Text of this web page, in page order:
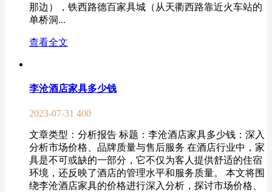
那边），铁西路德百家具城（从天衢西路靠近火车站的
单桥洞...
查看全文
李沧酒店家具多少钱
2023-07-31 400
文章类型：分析报告 标题：李沧酒店家具多少钱：深入
分析市场价格、品牌质量与售后服务 在酒店行业中，家
具是不可或缺的一部分，它不仅为客人提供舒适的住宿
环境，还反映了酒店的管理水平和服务质量。 本文将围
绕李沧酒店家具的价格进行深入分析，探讨市场价格、